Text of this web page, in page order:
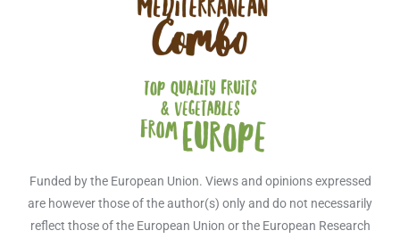
Funded by the European Union. Views and opinions expressed
are however those of the author(s) only and do not necessarily
reflect those of the European Union or the European Research